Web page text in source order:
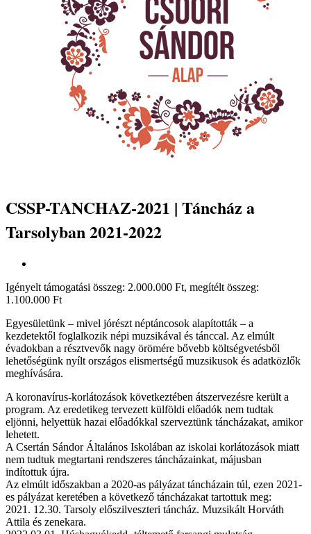
CSSP-TANCHAZ-2021 | Táncház a
Tarsolyban 2021-2022
Igényelt támogatási összeg: 2.000.000 Ft, megítélt összeg:
1.100.000 Ft
Egyesületünk – mivel jórészt néptáncosok alapították – a
kezdetektől foglalkozik népi muzsikával és tánccal. Az elmúlt
évadokban a résztvevők nagy örömére bővebb költségvetésből
lehetőségünk nyílt országos elismertségű muzsikusok és adatközlők
meghívására.
A koronavírus-korlátozások következtében átszervezésre került a
program. Az eredetikeg tervezett külföldi előadók nem tudtak
eljönni, helyettük hazai előadókkal szerveztünk táncházakat, amikor
lehetett.
A Csertán Sándor Általános Iskolában az iskolai korlátozások miatt
nem tudtuk megtartani rendszeres táncházainkat, májusban
indítottuk újra.
Az elmúlt időszakban a 2020-as pályázat táncházain túl, ezen 2021-
es pályázat keretében a következő táncházakat tartottuk meg:
2021. 12.30. Tarsoly előszilveszteri táncház. Muzsikált Horváth
Attila és zenekara.